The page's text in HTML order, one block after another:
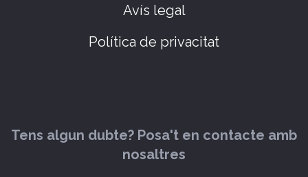
Avís legal
Política de privacitat
Tens algun dubte? Posa't en contacte amb
nosaltres